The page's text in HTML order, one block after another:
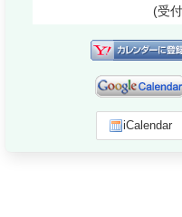
(受
iCalendar